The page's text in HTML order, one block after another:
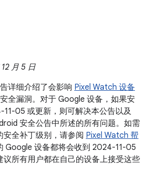
月 5 日
详细介绍了会影响 Pixel Watch 设备
全漏洞。对于 Google 设备，如果安
05 或更新，则可解决本公告以及
安全公告中所述的所有问题。如需
安全补丁级别，请参阅 Pixel Watch 帮
Google 设备都将会收到 2024-11-05
议所有用户都在自己的设备上接受这些